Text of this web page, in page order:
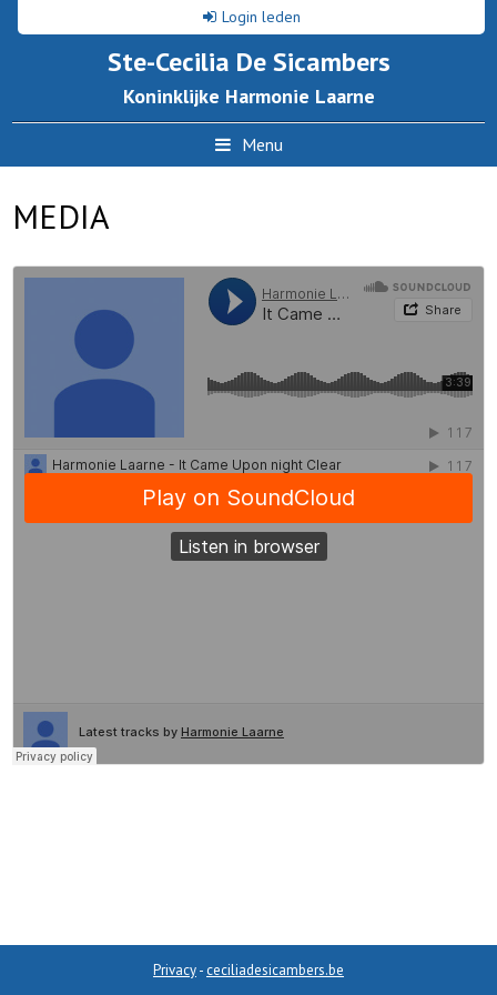
Login leden
Ste-Cecilia De Sicambers
Koninklijke Harmonie Laarne
Menu
MEDIA
Privacy- ceciliadesicambers.be